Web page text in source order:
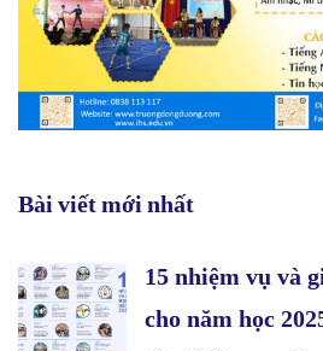
Bài viết mới nhất
15 nhiệm vụ và
cho năm học